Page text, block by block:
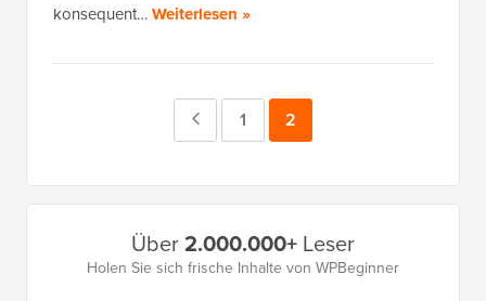
konsequent…Weiterlesen »
Vorherige
Seite
1 Seite
2
Seitenleistenmenü
Über2.000.000+ Leser
Holen Sie sich frische Inhalte von WPBeginner